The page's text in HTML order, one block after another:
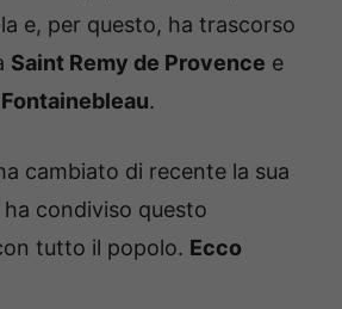
e, per questo, ha trascorso
Saint Remy de Provence e
Fontainebleau.
cambiato di recente la sua
condiviso questo
tutto il popolo. Ecco